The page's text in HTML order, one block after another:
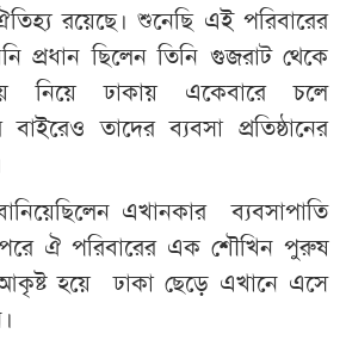
রয়েছে। শুনেছি এই পরিবারের
প্রধান ছিলেন তিনি গুজরাট থেকে
নিয়ে ঢাকায় একেবারে চলে
তাদের ব্যবসা প্রতিষ্ঠানের
এখানকার ব্যবসাপাতি
ঐ পরিবারের এক শৌখিন পুরুষ
আকৃষ্ট হয়ে ঢাকা ছেড়ে এখানে এসে